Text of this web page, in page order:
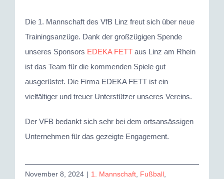
Bild
Die 1. Mannschaft des VfB Linz freut sich über neue
Trainingsanzüge. Dank der großzügigen Spende
unseres Sponsors EDEKA FETTaus Linz am Rhein
ist das Team für die kommenden Spiele gut
ausgerüstet. Die Firma EDEKA FETT ist ein
vielfältiger und treuer Unterstützer unseres Vereins.
Der VFB bedankt sich sehr bei dem ortsansässigen
Unternehmen für das gezeigte Engagement.
November 8, 2024 | 1. Mannschaft Fußball